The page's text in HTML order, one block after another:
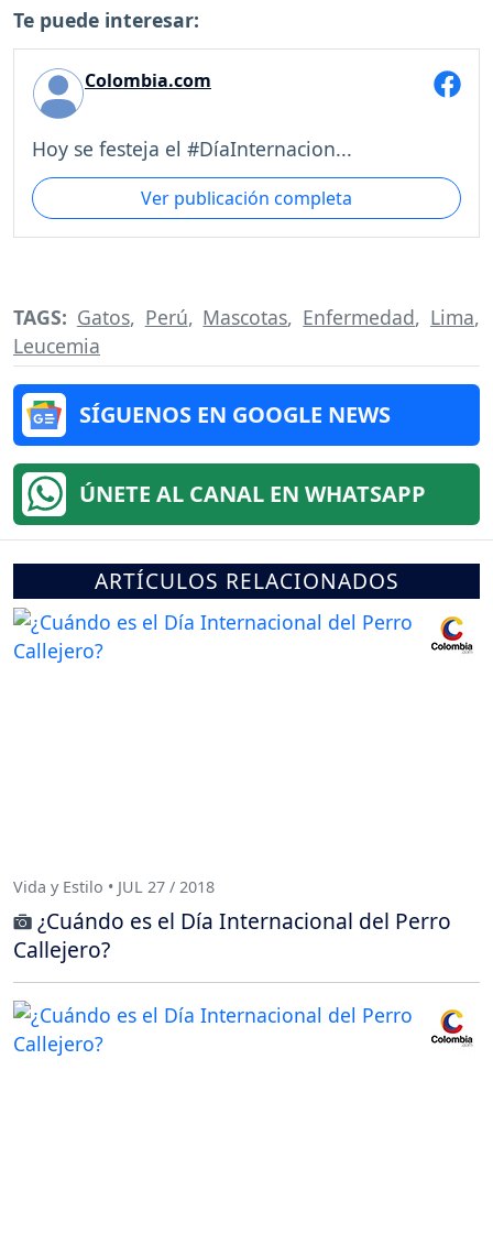
Te puede interesar:
Colombia.com
Hoy se festeja el #DíaInternacion...
Ver publicación completa
TAGS: Gatos, Perú, Mascotas, Enfermedad, Lima,
Leucemia
SÍGUENOS EN GOOGLE NEWS
ÚNETE AL CANAL EN WHATSAPP
ARTÍCULOS RELACIONADOS
Vida y Estilo • JUL 27 / 2018
¿Cuándo es el Día Internacional del Perro
Callejero?